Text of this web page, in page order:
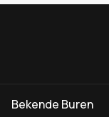
Bekende Buren